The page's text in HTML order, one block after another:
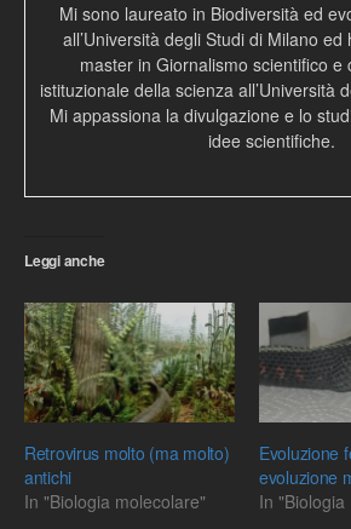
Mi sono laureato in Biodiversità ed
all’Università degli Studi di Milano
master in Giornalismo scientifico e
istituzionale della scienza all’Università
Mi appassiona la divulgazione e lo
idee scientifiche.
Leggi anche
Retrovirus molto (ma molto)
antichi
In "Biologia molecolare"
Evoluzione
evoluzione
In